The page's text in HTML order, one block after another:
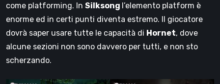
come platforming. In Silksong l’elemento platform è
enorme ed in certi punti diventa estremo. Il giocatore
dovrà saper usare tutte le capacità di Hornet, dove
alcune sezioni non sono davvero per tutti, e non sto
scherzando.